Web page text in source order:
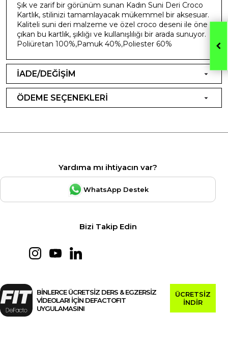
Şık ve zarif bir görünüm sunan Kadın Suni Deri Croco
Kartlık, stilinizi tamamlayacak mükemmel bir aksesuar.
Kaliteli suni deri malzeme ve özel croco deseni ile öne
çıkan bu kartlık, şıklığı ve kullanışlılığı bir arada sunuyor.
Poliüretan 100%,Pamuk 40%,Poliester 60%
İADE/DEĞİŞİM
ÖDEME SEÇENEKLERİ
Yardıma mı ihtiyacın var?
WhatsApp Destek
Bizi Takip Edin
BİNLERCE ÜCRETSİZ DERS & EGZERSİZ
VİDEOLARI İÇİN DEFACTOFIT
UYGULAMASINI
ÜCRETSİZ
İNDİR